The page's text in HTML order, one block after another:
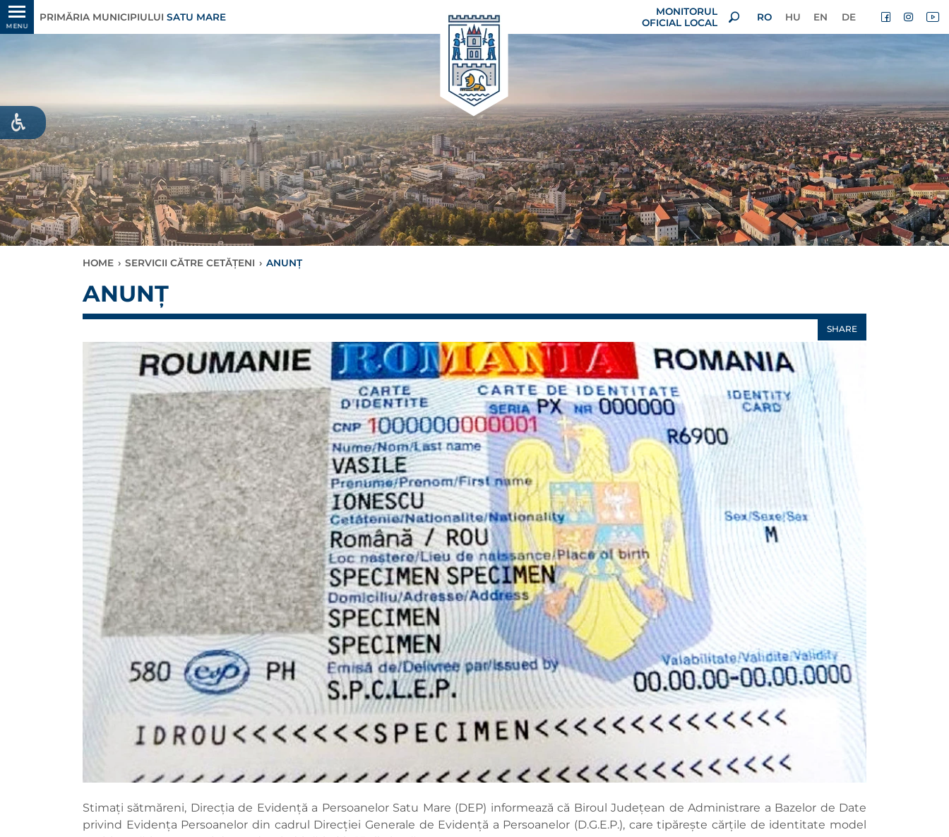
MENU
PRIMĂRIA MUNICIPIULUI SATU MARE
MONITORUL
OFICIAL LOCAL
RO HU EN DE
HOME › SERVICII CĂTRE CETĂȚENI › ANUNȚ
ANUNȚ
SHARE
Stimați sătmăreni, Direcția de Evidență a Persoanelor Satu Mare (DEP) informează că Biroul Județean de Administrare a Bazelor de Date
privind Evidența Persoanelor din cadrul Direcției Generale de Evidență a Persoanelor (D.G.E.P.), care tipărește cărțile de identitate model